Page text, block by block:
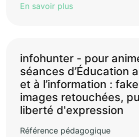
En savoir plus
infohunter - pour
séances d’Éducation
et à l’information :
images retouchées,
liberté d'expression
Référence pédagogique